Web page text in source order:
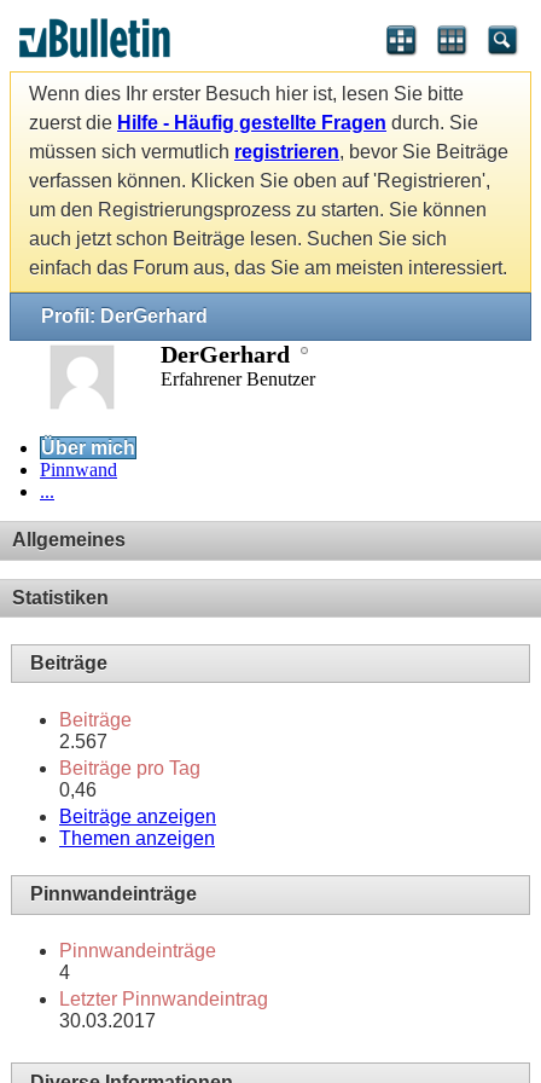
Wenn dies Ihr erster Besuch hier ist, lesen Sie bitte
zuerst die Hilfe - Häufig gestellte Fragen durch. Sie
müssen sich vermutlich registrieren, bevor Sie Beiträge
verfassen können. Klicken Sie oben auf 'Registrieren',
um den Registrierungsprozess zu starten. Sie können
auch jetzt schon Beiträge lesen. Suchen Sie sich
einfach das Forum aus, das Sie am meisten interessiert.
Profil: DerGerhard
DerGerhard
Erfahrener Benutzer
Über mich
Pinnwand
...
Allgemeines
Statistiken
Beiträge
Beiträge
2.567
Beiträge pro Tag
0,46
Beiträge anzeigen
Themen anzeigen
Pinnwandeinträge
Pinnwandeinträge
4
Letzter Pinnwandeintrag
30.03.2017